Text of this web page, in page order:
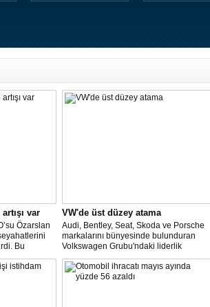
var
Özarslan
Bu
kişi sayısı,
araç
yüzde 60’a
VW'de üst düzey atama
Audi, Bentley, Seat, Skoda ve Porsche
markalarını bünyesinde bulunduran
Volkswagen Grubu'ndaki liderlik
değişiminin şirketin güçlü işçi
temsilcileriyle maliyet indirimini
müzakere etmeye çalıştığı bir zamanda